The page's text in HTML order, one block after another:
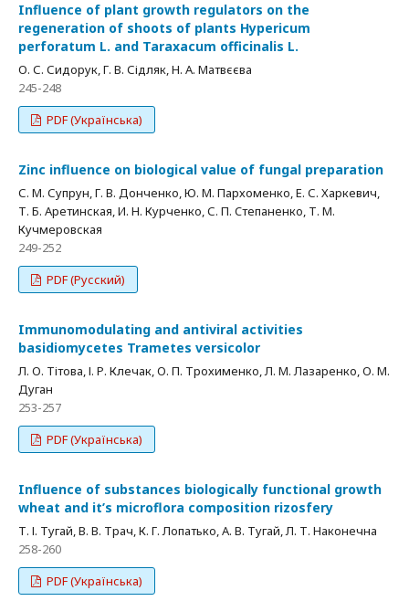
Influence of plant growth regulators on the
regeneration of shoots of plants Hypericum
perforatum L. and Taraxacum officinalis L.
О. С. Сидорук, Г. В. Сідляк, Н. А. Матвєєва
245-248
PDF (Українська)
Zinc influence on biological value of fungal preparation
С. М. Супрун, Г. В. Донченко, Ю. М. Пархоменко, Е. С. Харкевич,
Т. Б. Аретинская, И. Н. Курченко, С. П. Cтепаненко, Т. М.
Кучмеровская
249-252
PDF (Русский)
Immunomodulating and antiviral activities
basidiomycetes Trametes versicolor
Л. О. Тітова, І. Р. Клечак, О. П. Трохименко, Л. М. Лазаренко, О. М.
Дуган
253-257
PDF (Українська)
Influence of substances biologically functional growth
wheat and it’s microflora composition rizosfery
Т. І. Тугай, В. В. Трач, К. Г. Лопатько, А. В. Тугай, Л. Т. Наконечна
258-260
PDF (Українська)